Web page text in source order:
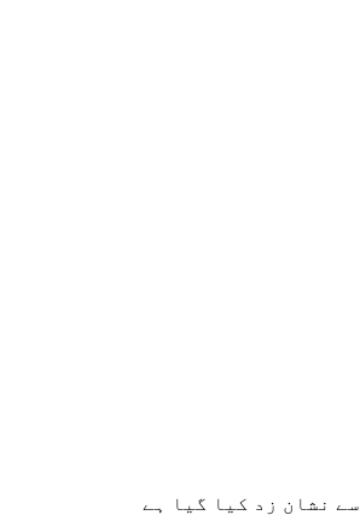
سے نشان زد کیا گیا ہے